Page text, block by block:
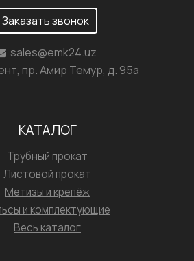
Заказать звонок
sales@emk24.uz
пр. Амир Темур, д. 95а
КАТАЛОГ
Трубный прокат
Листовой прокат
Метизы и крепёж
и комплектующие
Весь каталог